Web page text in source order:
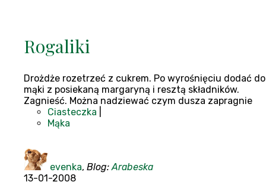
Rogaliki
Drożdże rozetrzeć z cukrem. Po wyrośnięciu dodać do
mąki z posiekaną margaryną i resztą składników.
Zagnieść. Można nadziewać czym dusza zapragnie
Ciasteczka
Mąka
evenka, Blog: Arabeska
13-01-2008